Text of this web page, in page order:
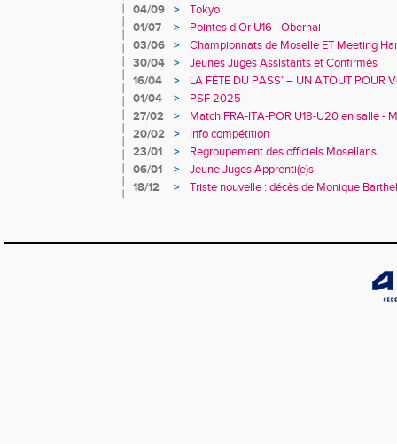
04/09
>
Tokyo
01/07
>
Pointes d'Or U16 - Obernai
03/06
>
Championnats de Moselle ET Meeting
30/04
>
Jeunes Juges Assistants et Confirmés
16/04
>
LA FÊTE DU PASS’ – UN ATOUT POUR
01/04
>
PSF 2025
27/02
>
Match FRA-ITA-POR U18-U20 en salle -
20/02
>
Info compétition
23/01
>
Regroupement des officiels Mosellans
06/01
>
Jeune Juges Apprenti(e)s
18/12
> Triste nouvelle : décès de Monique